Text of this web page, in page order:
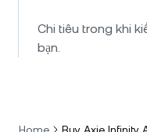
Chi tiêu trong khi
bạn.